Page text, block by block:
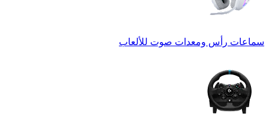
سماعات رأس ومعدات صوت للألعاب